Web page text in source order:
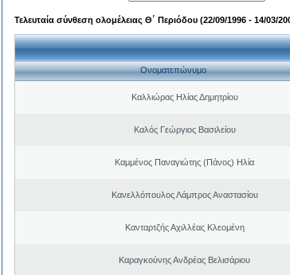
Τελευταία σύνθεση ολομέλειας Θ΄ Περιόδου (22/09/1996 - 14/03/
Ονοματεπώνυμο
Καλλιώρας Ηλίας Δημητρίου
Καλός Γεώργιος Βασιλείου
Καμμένος Παναγιώτης (Πάνος) Ηλία
Κανελλόπουλος Λάμπρος Αναστασίου
Κανταρτζής Αχιλλέας Κλεομένη
Καραγκούνης Ανδρέας Βελισάριου